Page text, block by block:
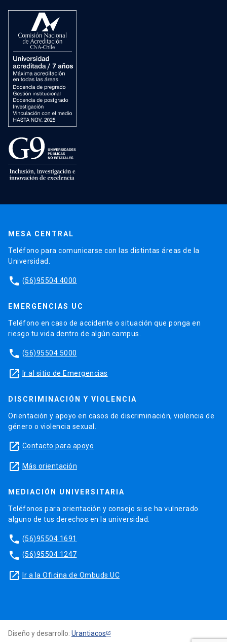
MESA CENTRAL
Teléfono para comunicarse con las distintas áreas de la
Universidad.
phone (56)95504 4000
EMERGENCIAS UC
Teléfono en caso de accidente o situación que ponga en
riesgo tu vida dentro de algún campus.
phone (56)95504 5000
launch Ir al sitio de Emergencias
DISCRIMINACIÓN Y VIOLENCIA
Orientación y apoyo en casos de discriminación, violencia de
género o violencia sexual.
launch Contacto para apoyo
launch Más orientación
MEDIACIÓN UNIVERSITARIA
Teléfonos para orientación y consejo si se ha vulnerado
alguno de tus derechos en la universidad.
phone (56)95504 1691
phone (56)95504 1247
launch Ir a la Oficina de Ombuds UC
Diseño y desarrollo: Urantiacos